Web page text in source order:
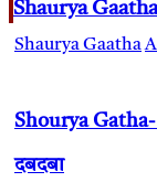
Shaurya Gaatha
Shaurya Gaatha
Shourya Gatha-
दबदबा